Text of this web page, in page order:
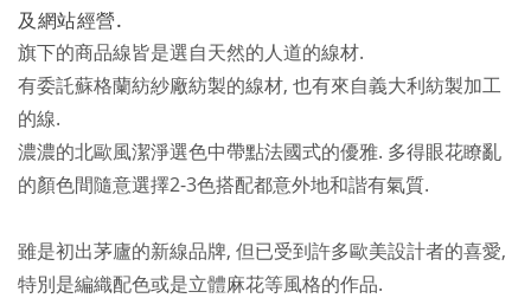
及網站經營.
旗下的商品線皆是選自天然的人道的線材.
有委託蘇格蘭紡紗廠紡製的線材, 也有來自義大利紡製加工
的線.
濃濃的北歐風潔淨選色中帶點法國式的優雅. 多得眼花瞭亂
的顏色間隨意選擇2-3色搭配都意外地和諧有氣質.
雖是初出茅廬的新線品牌, 但已受到許多歐美設計者的喜愛,
特別是編織配色或是立體麻花等風格的作品.